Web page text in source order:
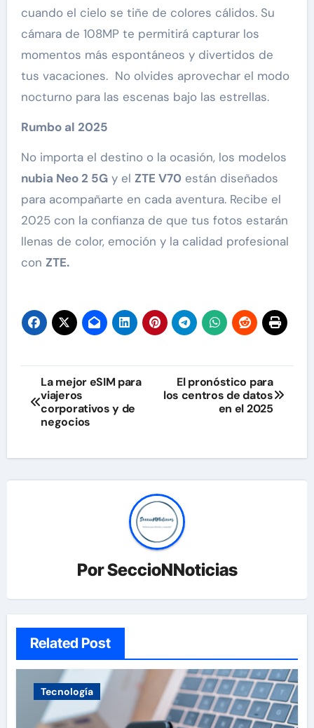
cuando el cielo se tiñe de colores cálidos. Su
cámara de 108MP te permitirá capturar los
momentos más espontáneos y divertidos de
tus vacaciones. No olvides aprovechar el modo
nocturno para las escenas bajo las estrellas.
Rumbo al 2025
No importa el destino o la ocasión, los modelos
nubia Neo 2 5Gy el ZTE V70 están diseñados
para acompañarte en cada aventura. Recibe el
2025 con la confianza de que tus fotos estarán
llenas de color, emoción y la calidad profesional
con ZTE.
Navegación
de
entradas
La mejor eSIM para
viajeros
corporativos y de
negocios
El pronóstico para
los centros de datos
en el 2025
PorSeccioNNoticias
Related Post
Tecnología